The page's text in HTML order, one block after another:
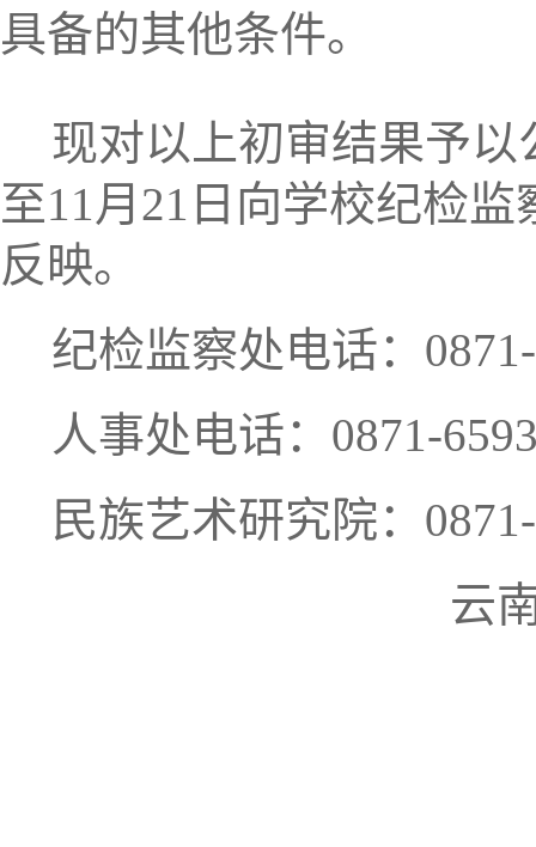
具备的其他条件。
现对以上初审结果予以
至11月 21 日向学校纪检监
反映。
纪检监察处电话： 0871-
人事处电话： 0871-
民族艺术研究院：
云